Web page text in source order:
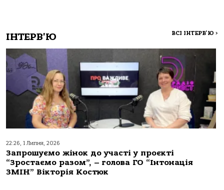
ІНТЕРВ'Ю ВСІ ІНТЕРВ'Ю >
22:26, 1 Липня, 2026
Запрошуємо жінок до участі у проєкті
“Зростаємо разом”, – голова ГО “Інтонація
ЗМІН” Вікторія Костюк